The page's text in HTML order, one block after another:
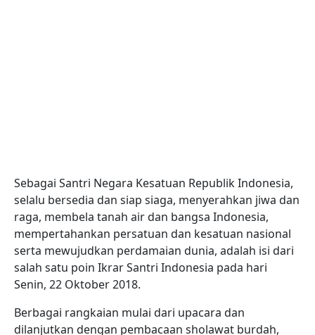
Sebagai Santri Negara Kesatuan Republik Indonesia,
selalu bersedia dan siap siaga, menyerahkan jiwa dan
raga, membela tanah air dan bangsa Indonesia,
mempertahankan persatuan dan kesatuan nasional
serta mewujudkan perdamaian dunia, adalah isi dari
salah satu poin Ikrar Santri Indonesia pada hari
Senin, 22 Oktober 2018.
Berbagai rangkaian mulai dari upacara dan
dilanjutkan dengan pembacaan sholawat burdah,